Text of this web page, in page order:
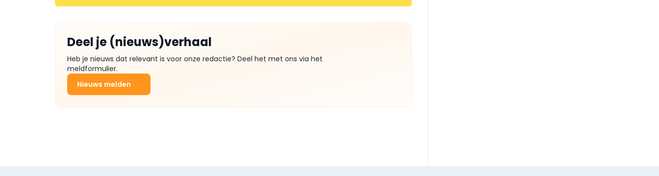
Deel je (nieuws)verhaal
Heb je nieuws dat relevant is voor onze redactie? Deel het met ons via het
meldformulier.
Nieuws melden